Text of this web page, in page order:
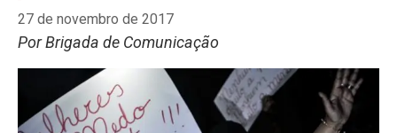
27 de novembro de 2017
Por Brigada de Comunicação